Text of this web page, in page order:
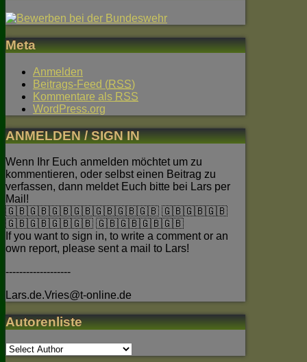
Meta
Anmelden
Beitrags-Feed (RSS)
Kommentare als RSS
WordPress.org
ANMELDEN / SIGN IN
Wenn Ihr Euch anmelden möchtet um zu
kommentieren, oder selbst einen Beitrag zu
verfassen, dann meldet Euch bitte bei Lars per
Mail!
🇬🇧🇬🇧🇬🇧🇬🇧🇬🇧🇬🇧🇬🇧 🇬🇧🇬🇧🇬🇧
🇬🇧🇬🇧🇬🇧🇬🇧 🇬🇧🇬🇧🇬🇧🇬🇧
If you want to sign in, to write a comment or an
own report, please sent a mail to Lars!
-------------------
Lars.de.Vries@t-online.de
Autorenliste